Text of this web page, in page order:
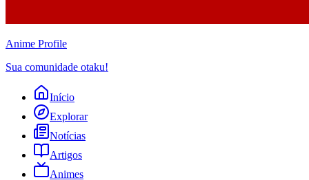
Anime Profile
Sua comunidade otaku!
Início
Explorar
Notícias
Artigos
Animes